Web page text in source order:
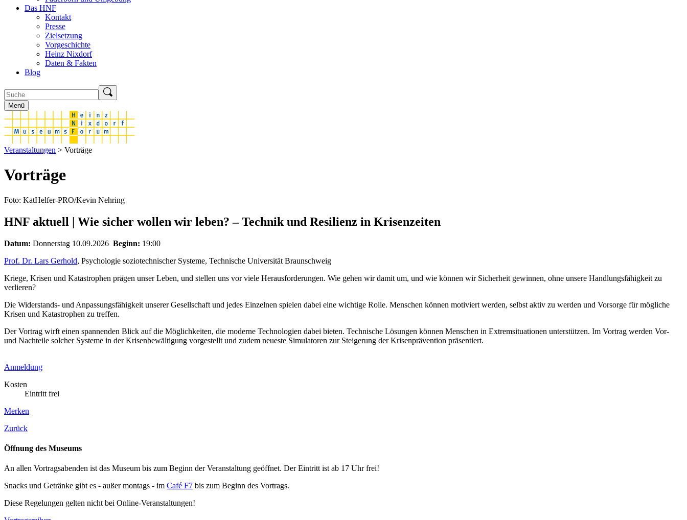
Das HNF
Kontakt
Presse
Zielsetzung
Vorgeschichte
Heinz Nixdorf
Daten & Fakten
Blog
Menü
Veranstaltungen > Vorträge
Vorträge
Foto: KatHelfer-PRO/Kevin Nehring
HNF aktuell | Wie sicher wollen wir leben? – Technik und Resilienz in Krisenzeiten
Datum: Donnerstag 10.09.2026 Beginn: 19:00
Prof. Dr. Lars Gerhold, Psychologie soziotechnischer Systeme, Technische Universität Braunschweig
Kriege, Krisen und Katastrophen prägen unser Leben, und stellen uns vor viele Herausforderungen. Wie gehen wir damit um, und wie können wir Sicherheit gewinnen, ohne unsere Handlungsfähigkeit zu
verlieren?
Die Widerstands- und Anpassungsfähigkeit unserer Gesellschaft und jedes Einzelnen spielen dabei eine wichtige Rolle. Menschen können motiviert werden, selbst aktiv zu werden und Vorsorge für mögliche
Krisen und Katastrophen zu treffen.
Der Vortrag wirft einen spannenden Blick auf die Möglichkeiten, die moderne Technologien dabei bieten. Technische Lösungen können Menschen in Extremsituationen unterstützen. Im Vortrag werden Vor-
und Nachteile solcher Systeme in der Krisenbewältigung vorgestellt und zudem neueste Simulatoren zur Steigerung der Krisenprävention präsentiert.
Anmeldung
Kosten
Eintritt frei
Merken
Zurück
Öffnung des Museums
An allen Vortragsabenden ist das Museum bis zum Beginn der Veranstaltung geöffnet. Der Eintritt ist ab 17 Uhr frei!
Snacks und Getränke gibt es - außer montags - im Café F7 bis zum Beginn des Vortrags.
Diese Regelungen gelten nicht bei Online-Veranstaltungen!